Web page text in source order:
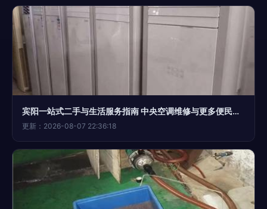
宾阳一站式二手与生活服务指南 中央空调维修与更多便民信息
更新：2026-08-07 22:36:18